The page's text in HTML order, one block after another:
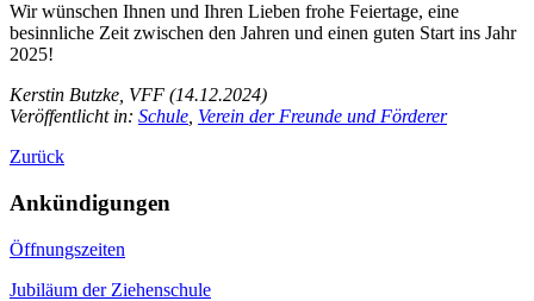
Wir wünschen Ihnen und Ihren Lieben frohe Feiertage, eine
besinnliche Zeit zwischen den Jahren und einen guten Start ins Jahr
2025!
Kerstin Butzke, VFF (14.12.2024)
Veröffentlicht in: Schule, Verein der Freunde und Förderer
Zurück
Ankündigungen
Öffnungszeiten
Jubiläum der Ziehenschule